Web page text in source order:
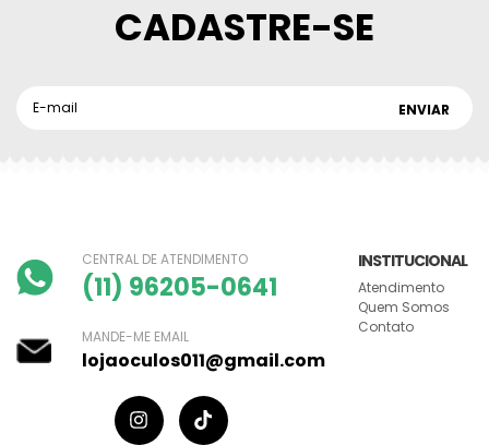
CADASTRE-SE
CENTRAL DE ATENDIMENTO
(11) 96205-0641
MANDE-ME EMAIL
lojaoculos011@gmail.com
INSTITUCIONAL
Atendimento
Quem Somos
Contato